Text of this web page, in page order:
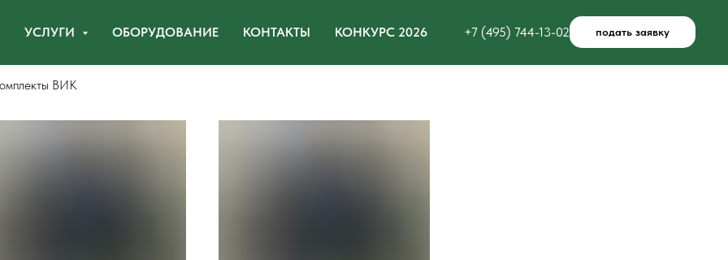
УСЛУГИ ОБОРУДОВАНИЕ КОНТАКТЫ КОНКУРС 2026 +7 (495) 744-13-02 подать заявку
ВИК